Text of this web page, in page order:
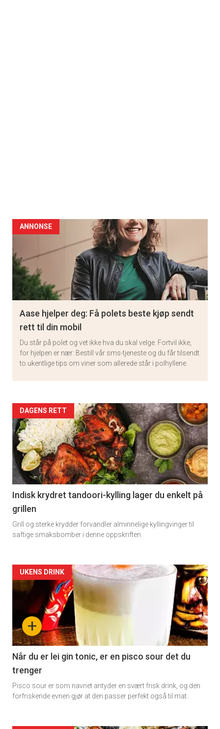
ANNONSE
Aase hjelper deg: Få polets beste kjøp sendt
rett til din mobil
Du står på polet og vet ikke hva du skal velge. Fortvil ikke,
for hjelpen er nær: Bestill vår sms-tjeneste og du får tilsendt
to ukentlige tips om viner som allerede står i polhyllene.
Artikler
detail
-
section
11
DAGENS RETT
Indisk krydret tandoori-kylling lager du enkelt på
grillen
Grill og sterke krydder forvandler alminnelige kyllingvinger til
saftige smaksbomber i denne oppskriften.
Artikler
detail
section
11
Dagens
rett
+
UKENS DRINK
Når du er lei gin tonic, er en pisco sour det du
trenger
Pisco sour er som navnet antyder en svært frisk drink, og den
forfriskende evnen gjør at den passer perfekt også til mat.